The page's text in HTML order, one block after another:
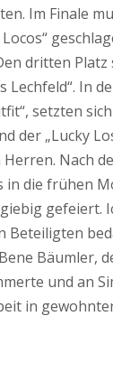
Im Finale
dritten Platz
Lechfeld“. In
setzten sich
der „Lucky
Nach
in die frühen
gefeiert.
Beteiligten
Bäumler,
und an
in